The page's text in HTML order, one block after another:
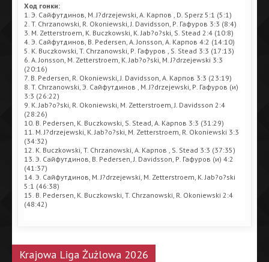
Ход гонки:
1. Э. Сайфутдинов, M. J?drzejewski, A. Карпов , D. Sperz 5:1 (5:1)
2. T. Chrzanowski, R. Okoniewski, J. Davidsson, Р. Гафуров 3:3 (8:4)
3. M. Zetterstroem, K. Buczkowski, K. Jab?o?ski, S. Stead 2:4 (10:8)
4. Э. Сайфутдинов, B. Pedersen, A. Jonsson, A. Карпов 4:2 (14:10)
5. K. Buczkowski, T. Chrzanowski, Р. Гафуров , S. Stead 3:3 (17:13)
6. A. Jonsson, M. Zetterstroem, K. Jab?o?ski, M. J?drzejewski 3:3
(20:16)
7. B. Pedersen, R. Okoniewski, J. Davidsson, A. Карпов 3:3 (23:19)
8. T. Chrzanowski, Э. Сайфутдинов , M. J?drzejewski, Р. Гафуров (и)
3:3 (26:22)
9. K. Jab?o?ski, R. Okoniewski, M. Zetterstroem, J. Davidsson 2:4
(28:26)
10. B. Pedersen, K. Buczkowski, S. Stead, A. Карпов 3:3 (31:29)
11. M. J?drzejewski, K. Jab?o?ski, M. Zetterstroem, R. Okoniewski 3:3
(34:32)
12. K. Buczkowski, T. Chrzanowski, A. Карпов , S. Stead 3:3 (37:35)
13. Э. Сайфутдинов, B. Pedersen, J. Davidsson, Р. Гафуров (и) 4:2
(41:37)
14. Э. Сайфутдинов, M. J?drzejewski, M. Zetterstroem, K. Jab?o?ski
5:1 (46:38)
15. B. Pedersen, K. Buczkowski, T. Chrzanowski, R. Okoniewski 2:4
(48:42)
Krajowa Liga Żużlowa 2026